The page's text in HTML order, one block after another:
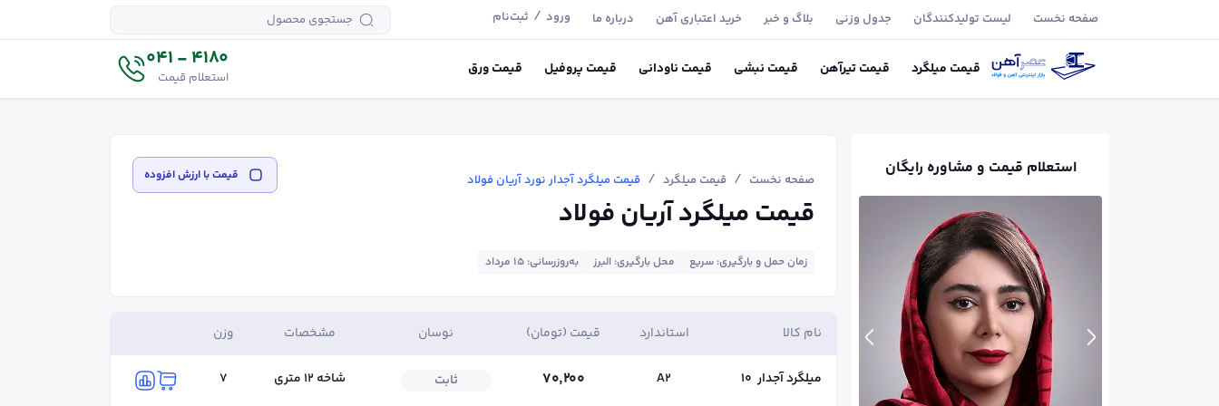
صفحه نخست لیست تولید‌کنندگان جدول وزنی بلاگ و خبر خرید اعتباری آهن درباره ما ورود / ثبت‌نام
قیمت میلگرد قیمتتیر‌آهن قیمت نبشی قیمت ناودانی قیمت پروفیل قیمتورق 4180 - 041
استعلام قیمت
استعلام قیمت و مشاوره رایگان
صفحه نخست / قیمت میلگرد / قیمت میلگرد آجدار نورد آریان فولاد قیمت‌ با ارزش افزوده
قیمت میلگرد آریان فولاد
زمان حمل و بارگیری: سریع محل بارگیری: البرز به‌روزرسانی: ۱۵ مرداد
نام کالا استاندارد قیمت (تومان) نوسان مشخصات وزن
میلگرد آجدار 10
A2 ۷۰٬۲۰۰ ثابت شاخه ۱۲ متری 7